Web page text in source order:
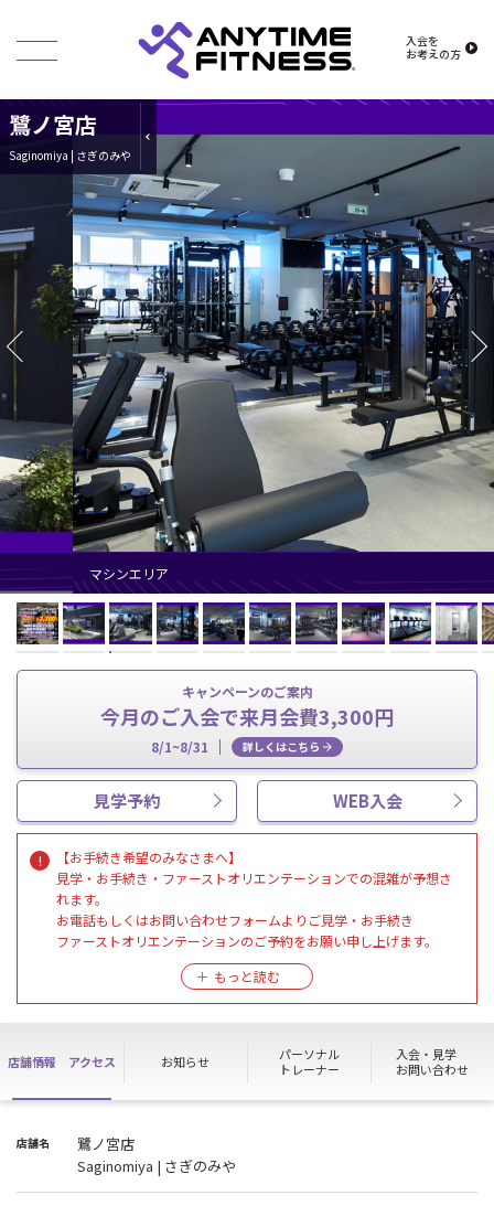
入会を
お考えの方
鷺ノ宮店
Saginomiya | さぎのみや
マシンエリア
キャンペーンのご案内
今月のご入会で来月会費3,300円
8/1~8/31 詳しくはこちら
見学予約 WEB入会
【お手続き希望のみなさまへ】
見学・お手続き・ファーストオリエンテーションでの混雑が予想さ
れます。
お電話もしくはお問い合わせフォームよりご見学・お手続き
ファーストオリエンテーションのご予約をお願い申し上げます。
※スタッフアワー10:00~19:00/各種受付時間10:00～18:30となりま
店舗情報 アクセス お知らせ
パーソナル
トレーナー
入会・見学
お問い合わせ
店舗名
鷺ノ宮店
Saginomiya | さぎのみや